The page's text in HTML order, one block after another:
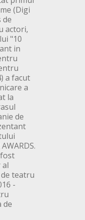
(Digi
de
actori,
"10
in
a facut
a
la
de
al
teatru
-
de